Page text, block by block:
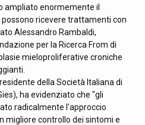
ampliato enormemente il
ricevere trattamenti con
Alessandro Rambaldi,
per la Ricerca From di
mieloproliferative croniche
della Società Italiana di
ha evidenziato che "gli
radicalmente l'approccio
migliore controllo dei sintomi e